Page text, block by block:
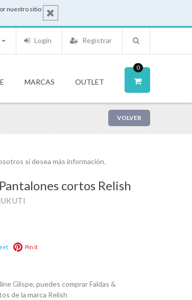
nuestro sitio
Registrar
Login
0
MARCAS OUTLET
VOLVER
si desea más información.
cortos Relish
Pin it
Glispe, puedes comprar Faldas &
de la marca Relish